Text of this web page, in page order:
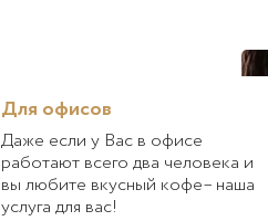
Для офисов
Даже если у Вас в офисе
работают всего два человека и
вы любите вкусный кофе– наша
услуга для вас!